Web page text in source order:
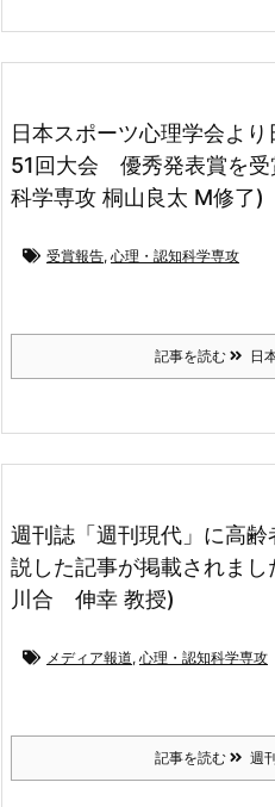
日本スポーツ心理学会よ
51回大会 優秀発表賞を受
科学専攻 桐山良太 M修了)
受賞報告, 心理・認知科学専攻
記事を読む 日
週刊誌「週刊現代」に高
説した記事が掲載されま
川合 伸幸 教授)
メディア報道, 心理・認知科学専攻
記事を読む 週